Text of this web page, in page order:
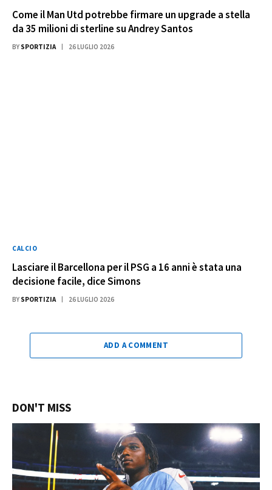
Come il Man Utd potrebbe firmare un upgrade a stella
da 35 milioni di sterline su Andrey Santos
BY SPORTIZIA 26 LUGLIO 2026
CALCIO
Lasciare il Barcellona per il PSG a 16 anni è stata una
decisione facile, dice Simons
BY SPORTIZIA 26 LUGLIO 2026
ADD A COMMENT
DON'T MISS